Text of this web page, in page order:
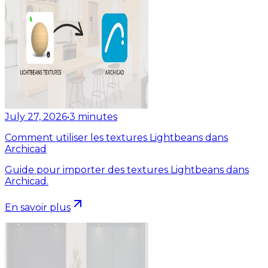
July 27, 2026•3 minutes
Comment utiliser les textures Lightbeans dans
Archicad
Guide pour importer des textures Lightbeans dans
Archicad.
En savoir plus